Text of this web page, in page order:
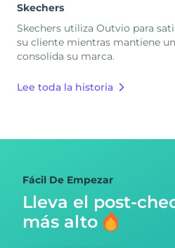
Skechers
Skechers utiliza Outvio para
su cliente mientras mantiene
consolida su marca.
Lee toda la historia
Fácil De Empezar
Lleva el post-
más alto